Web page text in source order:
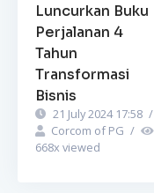
Luncurkan Buku
Perjalanan 4
Tahun
Transformasi
Bisnis
21 July 2024 17:58 /
Corcom of PG /
668x viewed